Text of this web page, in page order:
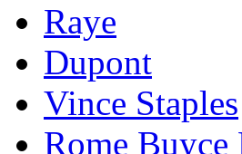
Raye
Dupont
Vince Staples
Rome